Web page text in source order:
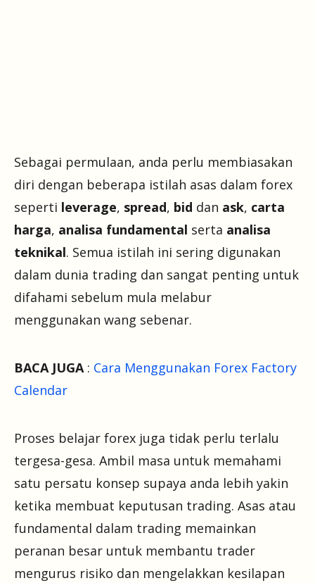
Sebagai permulaan, anda perlu membiasakan
diri dengan beberapa istilah asas dalam forex
seperti leverage, spread, bid dan ask, carta
harga, analisa fundamental serta analisa
teknikal. Semua istilah ini sering digunakan
dalam dunia trading dan sangat penting untuk
difahami sebelum mula melabur
menggunakan wang sebenar.
BACA JUGA: Cara Menggunakan Forex Factory
Calendar
Proses belajar forex juga tidak perlu terlalu
tergesa-gesa. Ambil masa untuk memahami
satu persatu konsep supaya anda lebih yakin
ketika membuat keputusan trading. Asas atau
fundamental dalam trading memainkan
peranan besar untuk membantu trader
mengurus risiko dan mengelakkan kesilapan